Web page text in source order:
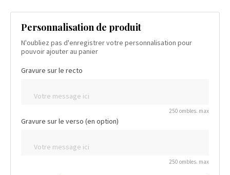
Personnalisation de produit
N'oubliez pas d'enregistrer votre personnalisation pour
pouvoir ajouter au panier
Gravure sur le recto
250 ombles. max
Gravure sur le verso (en option)
250 ombles. max